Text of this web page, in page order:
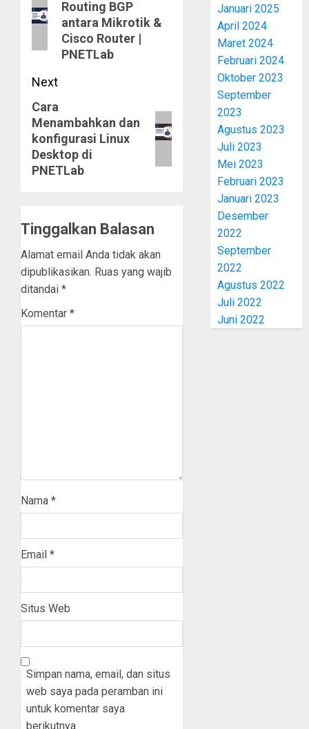
post:
Routing BGP
antara Mikrotik &
Cisco Router |
PNETLab
Next
Next
post:
Cara
Menambahkan dan
konfigurasi Linux
Desktop di
PNETLab
Tinggalkan Balasan
Alamat email Anda tidak akan
dipublikasikan. Ruas yang wajib
ditandai *
Komentar *
Nama *
Email *
Situs Web
Simpan nama, email, dan situs
web saya pada peramban ini
untuk komentar saya
berikutnya.
Januari 2025
April 2024
Maret 2024
Februari 2024
Oktober 2023
September
2023
Agustus 2023
Juli 2023
Mei 2023
Februari 2023
Januari 2023
Desember
2022
September
2022
Agustus 2022
Juli 2022
Juni 2022